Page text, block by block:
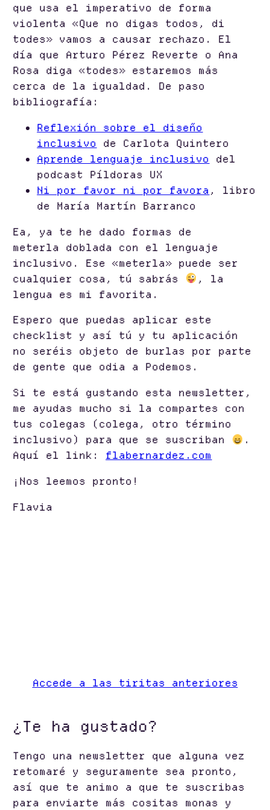
que usa el imperativo de forma
violenta «Que no digas todos, di
todes» vamos a causar rechazo. El
día que Arturo Pérez Reverte o Ana
Rosa diga «todes» estaremos más
cerca de la igualdad. De paso
bibliografía:
Reflexión sobre el diseño
inclusivo de Carlota Quintero
Aprende lenguaje inclusivo del
podcast Píldoras UX
Ni por favor ni por favora , libro
de María Martín Barranco
Ea, ya te he dado formas de
meterla doblada con el lenguaje
inclusivo. Ese «meterla» puede ser
cualquier cosa, tú sabrás
, la
lengua es mi favorita.
Espero que puedas aplicar este
checklist y así tú y tu aplicación
no seréis objeto de burlas por parte
de gente que odia a Podemos.
Si te está gustando esta newsletter,
me ayudas mucho si la compartes con
tus colegas (colega, otro término
inclusivo) para que se suscriban
.
Aquí el link: flabernardez.com
¡Nos leemos pronto!
Flavia
Accede a las tiritas anteriores
¿Te ha gustado?
Tengo una newsletter que alguna vez
retomaré y seguramente sea pronto,
así que te animo a que te suscribas
para enviarte más cositas monas y